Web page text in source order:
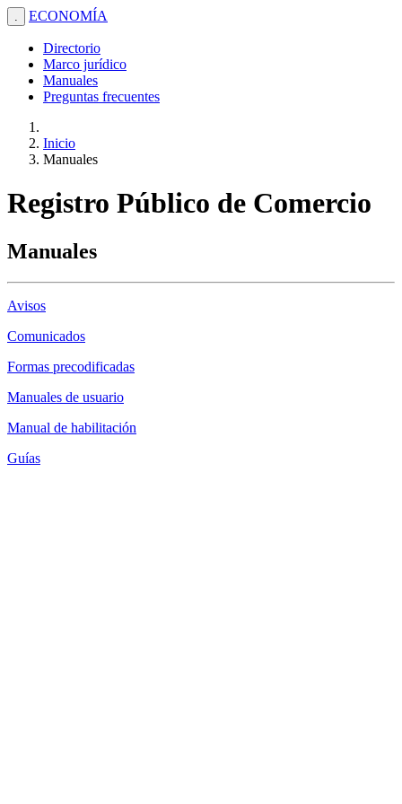
. ECONOMÍA
Directorio
Marco jurídico
Manuales
Preguntas frecuentes
Inicio
Manuales
Registro Público de Comercio
Manuales
Avisos
Comunicados
Formas precodificadas
Manuales de usuario
Manual de habilitación
Guías